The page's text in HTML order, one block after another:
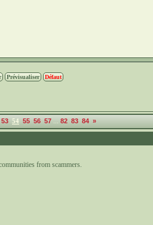
53 54 55 56 57 ... 82 83 84 »
from scammers.